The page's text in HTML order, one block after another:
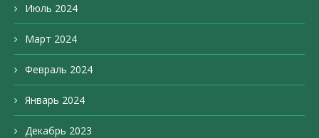
Июль 2024
Март 2024
Февраль 2024
Январь 2024
Декабрь 2023